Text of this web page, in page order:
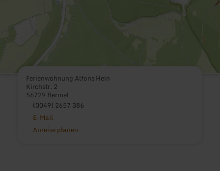
Ferienwohnung Alfons Hein
Kirchstr. 2
56729 Bermel
(0049) 2657 386
E-Mail
Anreise planen